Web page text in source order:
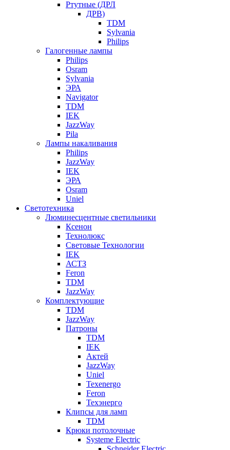
Ртутные (ДРЛ
ДРВ)
TDM
Sylvania
Philips
Галогенные лампы
Philips
Osram
Sylvania
ЭРА
Navigator
TDM
IEK
JazzWay
Pila
Лампы накаливания
Philips
JazzWay
IEK
ЭРА
Osram
Uniel
Светотехника
Люминесцентные светильники
Ксенон
Технолюкс
Световые Технологии
IEK
АСТЗ
Feron
TDM
JazzWay
Комплектующие
TDM
JazzWay
Патроны
TDM
IEK
Актей
JazzWay
Uniel
Texenergo
Feron
Техэнерго
Клипсы для ламп
TDM
Крюки потолочные
Systeme Electric